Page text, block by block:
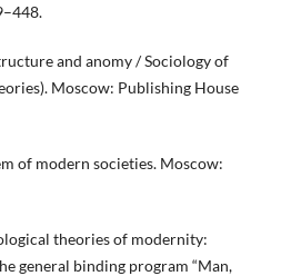
and anomy / Sociology of
Moscow: Publishing House
of modern societies. Moscow:
theories of modernity:
general binding program “Man,